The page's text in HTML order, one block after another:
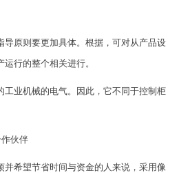
导原则要更加具体。根据，可对从产品设
行的整个相关进行。
工业机械的电气。因此，它不同于控制柜
伙伴
并希望节省时间与资金的人来说，采用像